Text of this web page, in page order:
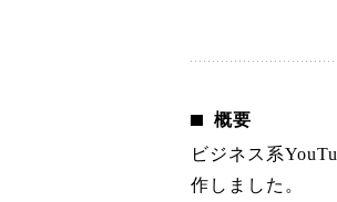
概要
ビジネス系
作しました。